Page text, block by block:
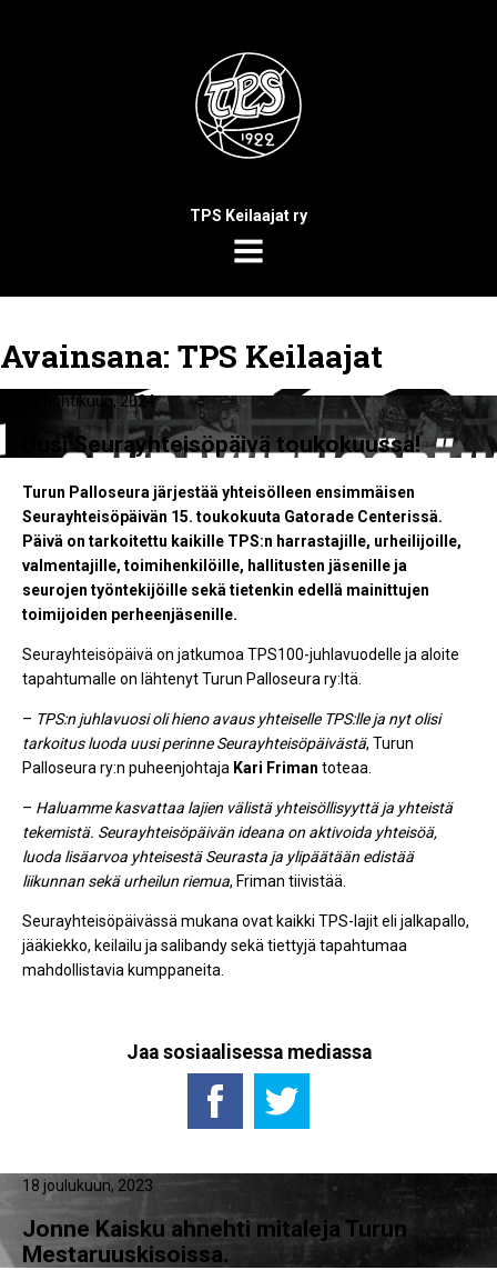
TPS Keilaajat ry
MENU
Avainsana: TPS Keilaajat
18 huhtikuun, 2024
Uusi Seurayhteisöpäivä toukokuussa!
Turun Palloseura järjestää yhteisölleen ensimmäisen
Seurayhteisöpäivän 15. toukokuuta Gatorade Centerissä.
Päivä on tarkoitettu kaikille TPS:n harrastajille, urheilijoille,
valmentajille, toimihenkilöille, hallitusten jäsenille ja
seurojen työntekijöille sekä tietenkin edellä mainittujen
toimijoiden perheenjäsenille.
Seurayhteisöpäivä on jatkumoa TPS100-juhlavuodelle ja aloite
tapahtumalle on lähtenyt Turun Palloseura ry:ltä.
– TPS:n juhlavuosi oli hieno avaus yhteiselle TPS:lle ja nyt olisi
tarkoitus luoda uusi perinne Seurayhteisöpäivästä, Turun
Palloseura ry:n puheenjohtaja Kari Friman toteaa.
– Haluamme kasvattaa lajien välistä yhteisöllisyyttä ja yhteistä
tekemistä. Seurayhteisöpäivän ideana on aktivoida yhteisöä,
luoda lisäarvoa yhteisestä Seurasta ja ylipäätään edistää
liikunnan sekä urheilun riemua, Friman tiivistää.
Seurayhteisöpäivässä mukana ovat kaikki TPS-lajit eli jalkapallo,
jääkiekko, keilailu ja salibandy sekä tiettyjä tapahtumaa
mahdollistavia kumppaneita.
Jaa sosiaalisessa mediassa
18 joulukuun, 2023
Jonne Kaisku ahnehti mitaleja Turun
Mestaruuskisoissa.